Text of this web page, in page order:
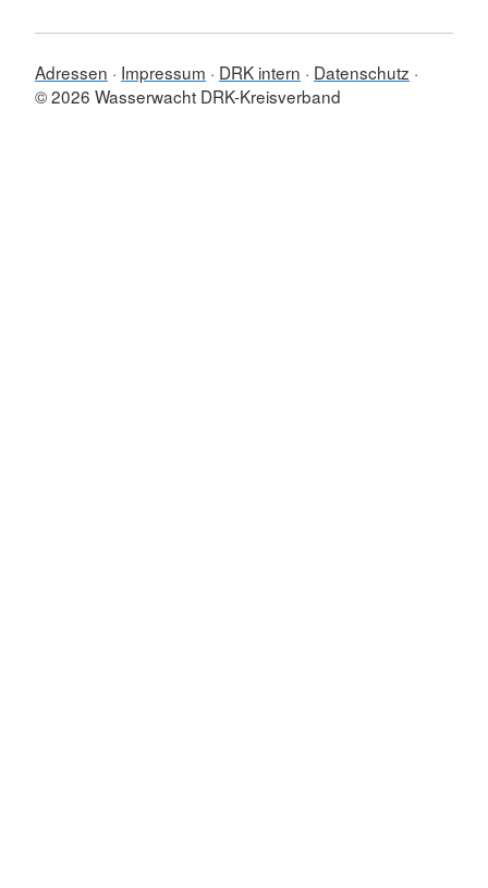
Adressen Impressum DRK intern
Datenschutz
© 2026 Wasserwacht DRK-Kreisverband